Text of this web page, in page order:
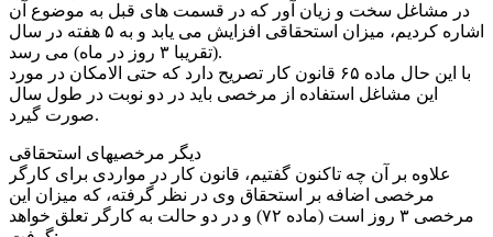
در مشاغل سخت و زیان آور که در قسمت های قبل به موضوع آن
اشاره کردیم، میزان استحقاقی افزایش می یابد و به ۵ هفته در سال
(تقریبا ۳ روز در ماه) می رسد.
با این حال ماده ۶۵ قانون کار تصریح دارد که حتی الامکان در مورد
این مشاغل استفاده از مرخصی باید در دو نوبت در طول سال
صورت گیرد.
دیگر مرخصیهای استحقاقی
علاوه بر آن چه تاکنون گفتیم، قانون کار در مواردی برای کارگر
مرخصی اضافه بر استحقاق وی در نظر گرفته، که میزان این
مرخصی ۳ روز است (ماده ۷۲) و در دو حالت به کارگر تعلق خواهد